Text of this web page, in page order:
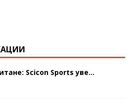
Scicon Sports уве...